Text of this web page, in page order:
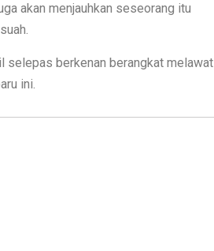
akan menjauhkan seseorang itu
selepas berkenan berangkat melawat
ini.